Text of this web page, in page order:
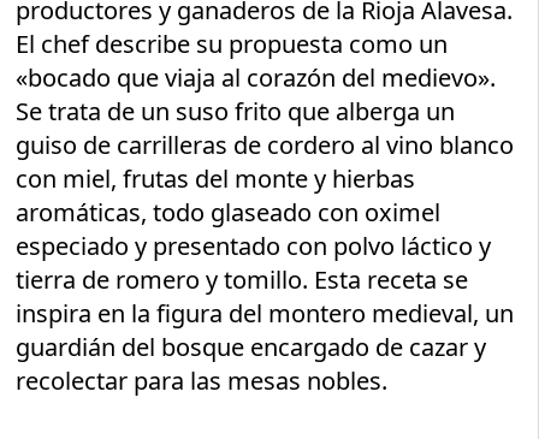
productores y ganaderos de la Rioja Alavesa.
El chef describe su propuesta como un
«bocado que viaja al corazón del medievo».
Se trata de un suso frito que alberga un
guiso de carrilleras de cordero al vino blanco
con miel, frutas del monte y hierbas
aromáticas, todo glaseado con oximel
especiado y presentado con polvo láctico y
tierra de romero y tomillo. Esta receta se
inspira en la figura del montero medieval, un
guardián del bosque encargado de cazar y
recolectar para las mesas nobles.